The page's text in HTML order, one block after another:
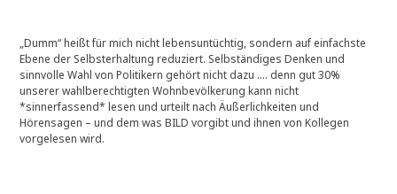
„Dumm“ heißt für mich nicht lebensuntüchtig, sondern auf einfachste
Ebene der Selbsterhaltung reduziert. Selbständiges Denken und
sinnvolle Wahl von Politikern gehört nicht dazu …. denn gut 30%
unserer wahlberechtigten Wohnbevölkerung kann nicht
*sinnerfassend* lesen und urteilt nach Äußerlichkeiten und
Hörensagen – und dem was BILD vorgibt und ihnen von Kollegen
vorgelesen wird.